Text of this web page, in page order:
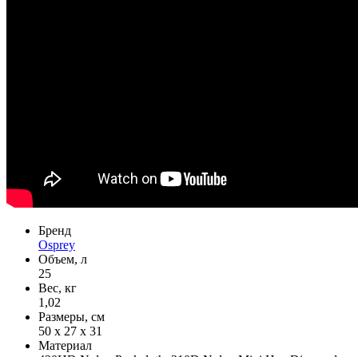
Бренд
Osprey
Объем, л
25
Вес, кг
1,02
Размеры, см
50 х 27 х 31
Материал